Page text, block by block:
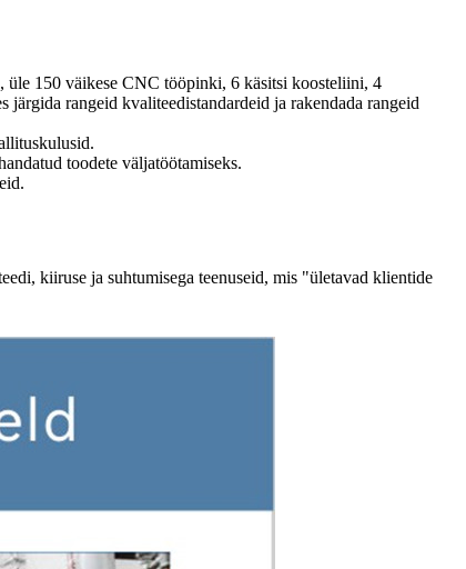
üle 150 väikese CNC tööpinki, 6 käsitsi koosteliini, 4
järgida rangeid kvaliteedistandardeid ja rakendada rangeid
toodete väljatöötamiseks.
kiiruse ja suhtumisega teenuseid, mis "ületavad klientide